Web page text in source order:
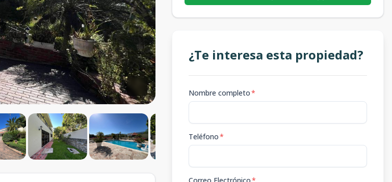
¿Te interesa esta propiedad?
Nombre completo*
Teléfono*